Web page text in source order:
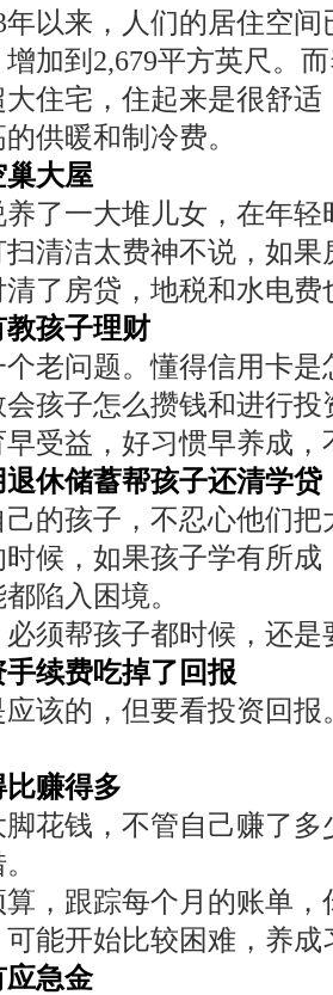
年以来，人们的居住空
加到2,679平方英尺。
大住宅，住起来是很舒
供暖和制冷费。
巢大屋
了一大堆儿女，在年
扫清洁太费神不说，如果
清了房贷，地税和水电
教孩子理财
老问题。懂得信用卡
孩子怎么攒钱和进行投
受益，好习惯早养成，
退休储蓄帮孩子还清学贷
的孩子，不忍心他们把
候，如果孩子学有所
陷入困境。
必须帮孩子都时候，还
手续费吃掉了回报
该的，但要看投资回
比赚得多
脚花钱，不管自己赚了
算，跟踪每个月的账单
能开始比较困难，养成
应急金